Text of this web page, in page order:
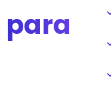
para